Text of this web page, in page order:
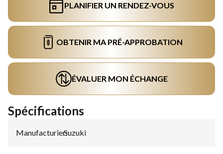
PLANIFIER UN RENDEZ-VOUS
OBTENIR MA PRÉ-APPROBATION
ÉVALUER MON ÉCHANGE
Spécifications
Manufacturier:
Suzuki